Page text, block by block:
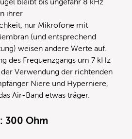
ihrer
nur Mikrofone mit
(und entsprechend
weisen andere Werte auf.
des Frequenzgangs um 7 kHz
Verwendung der richtenden
Niere und Hyperniere,
Air-Band etwas träger.
300 Ohm